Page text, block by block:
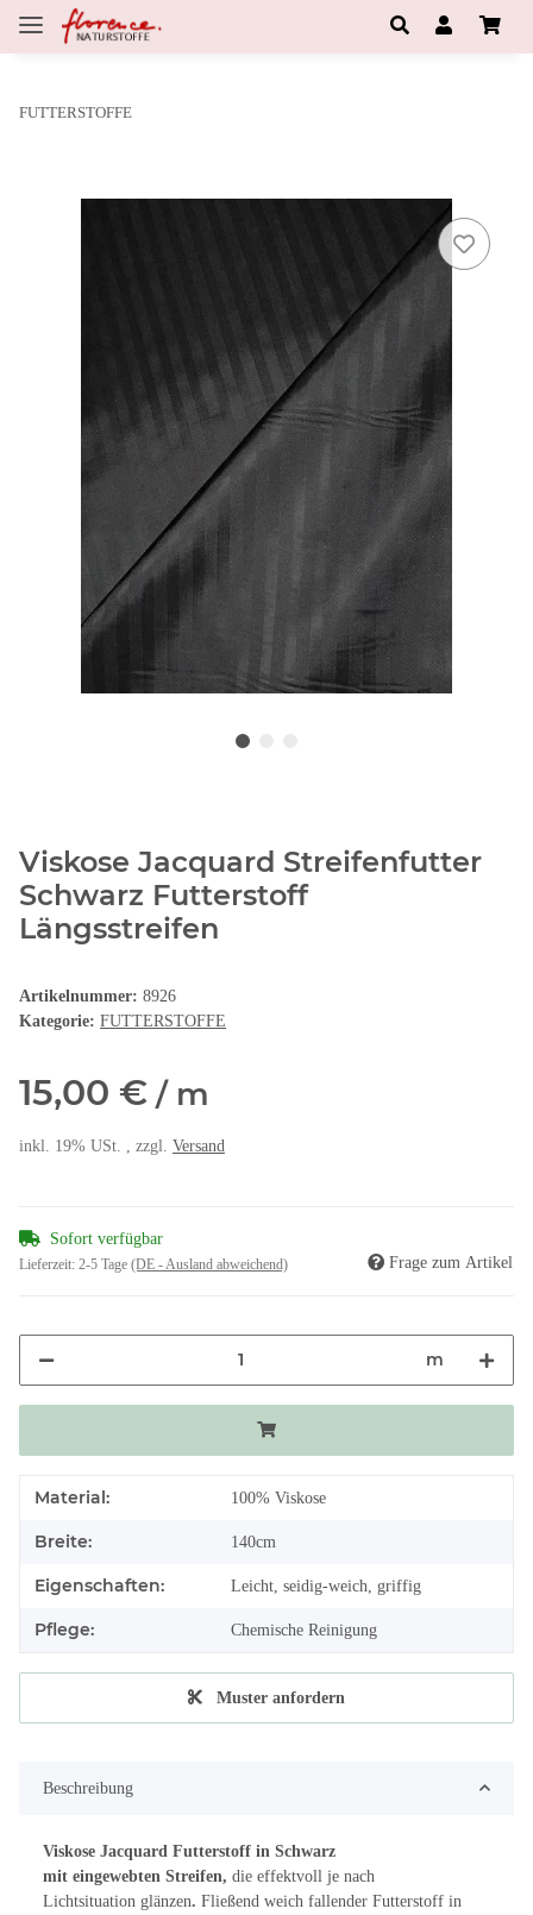
FUTTERSTOFFE
Viskose Jacquard Streifenfutter
Schwarz Futterstoff
Längsstreifen
Artikelnummer: 8926
Kategorie: FUTTERSTOFFE
15,00 € / m
inkl. 19% USt. , zzgl. Versand
Sofort verfügbar
Lieferzeit: 2-5 Tage (DE - Ausland abweichend) Frage zum Artikel
m
Material: 100% Viskose
Breite: 140cm
Eigenschaften: Leicht, seidig-weich, griffig
Pflege: Chemische Reinigung
Muster anfordern
Beschreibung
Viskose Jacquard Futterstoff in Schwarz
mit eingewebten Streifen, die effektvoll je nach
Lichtsituation glänzen. Fließend weich fallender Futterstoff in